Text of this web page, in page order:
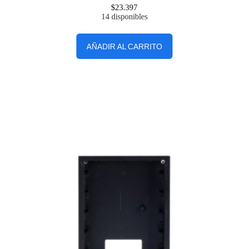
$23.397
14 disponibles
AÑADIR AL CARRITO